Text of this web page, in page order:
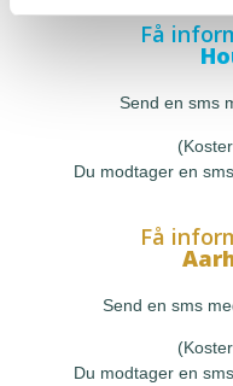
Få
Send en sms
Du modtager en
Få
Send en sms
Du modtager en